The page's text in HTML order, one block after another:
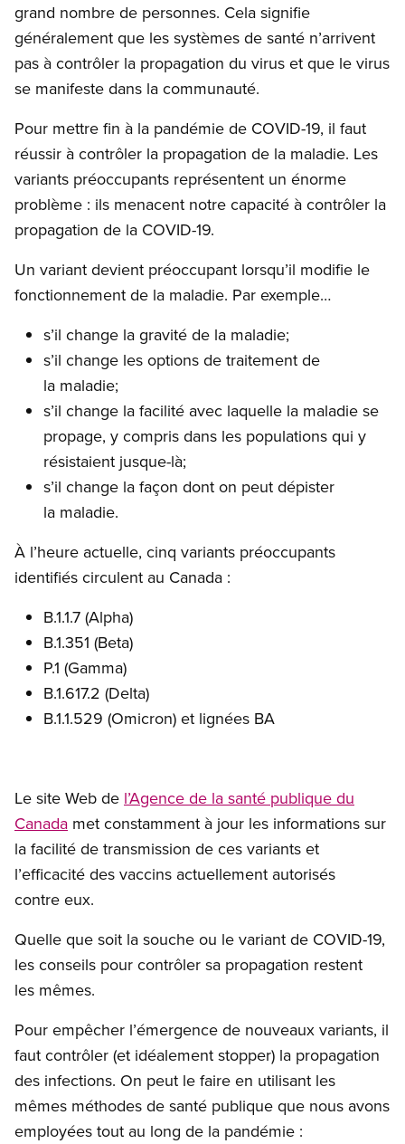
grand nombre de personnes. Cela signifie
généralement que les systèmes de santé n’arrivent
pas à contrôler la propagation du virus et que le virus
se manifeste dans la communauté.
Pour mettre fin à la pandémie de COVID-19, il faut
réussir à contrôler la propagation de la maladie. Les
variants préoccupants représentent un énorme
problème : ils menacent notre capacité à contrôler la
propagation de la COVID-19.
Un variant devient préoccupant lorsqu’il modifie le
fonctionnement de la maladie. Par exemple…
s’il change la gravité de la maladie;
s’il change les options de traitement de
la maladie;
s’il change la facilité avec laquelle la maladie se
propage, y compris dans les populations qui y
résistaient jusque-là;
s’il change la façon dont on peut dépister
la maladie.
À l’heure actuelle, cinq variants préoccupants
identifiés circulent au Canada :
B.1.1.7 (Alpha)
B.1.351 (Beta)
P.1 (Gamma)
B.1.617.2 (Delta)
B.1.1.529 (Omicron) et lignées BA
Le site Web de l’Agence de la santé publique du
Canada met constamment à jour les informations sur
la facilité de transmission de ces variants et
l’efficacité des vaccins actuellement autorisés
contre eux.
Quelle que soit la souche ou le variant de COVID-19,
les conseils pour contrôler sa propagation restent
les mêmes.
Pour empêcher l’émergence de nouveaux variants, il
faut contrôler (et idéalement stopper) la propagation
des infections. On peut le faire en utilisant les
mêmes méthodes de santé publique que nous avons
employées tout au long de la pandémie :